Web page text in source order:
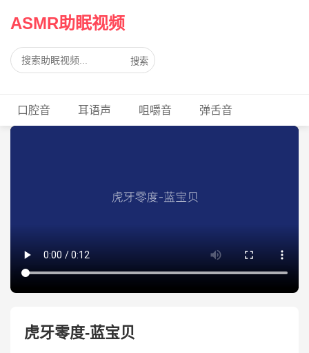
ASMR助眠视频
搜索
口腔音 耳语声 咀嚼音 弹舌音
虎牙零度-蓝宝贝